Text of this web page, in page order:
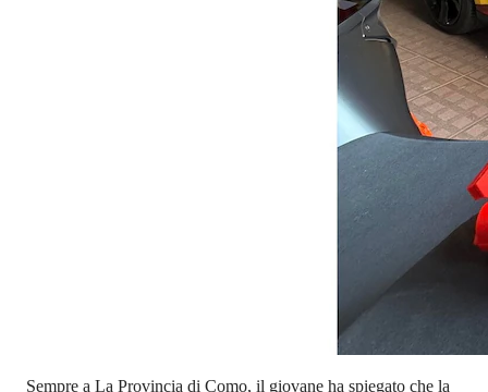
Sempre a La Provincia di Como, il giovane ha spiegato che la